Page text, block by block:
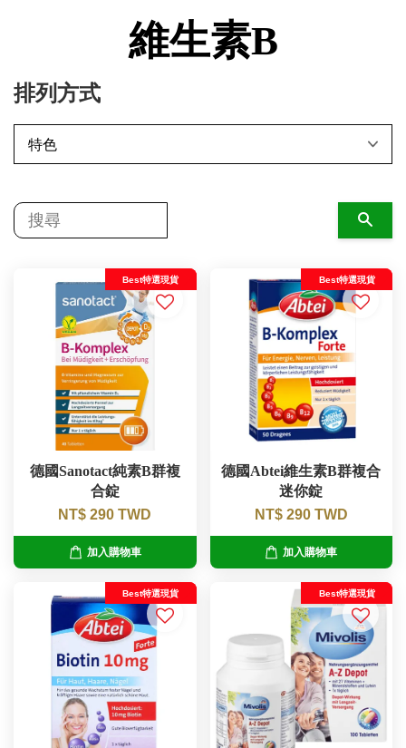
維生素B
排列方式
Best特選現貨
德國Sanotact純素B群複
合錠
NT$ 290 TWD
加入購物車
Best特選現貨
德國Abtei維生素B群複合
迷你錠
NT$ 290 TWD
加入購物車
Best特選現貨 Best特選現貨